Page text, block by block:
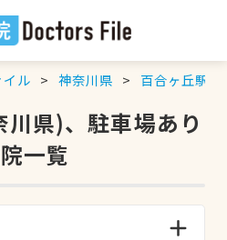
ル 神奈川県 百合ヶ丘駅
県)、駐車場あり
一覧